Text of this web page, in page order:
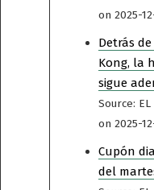
on 2025-
Detrás
Kong, la
sigue
Source:
on 2025-
Cupón
del